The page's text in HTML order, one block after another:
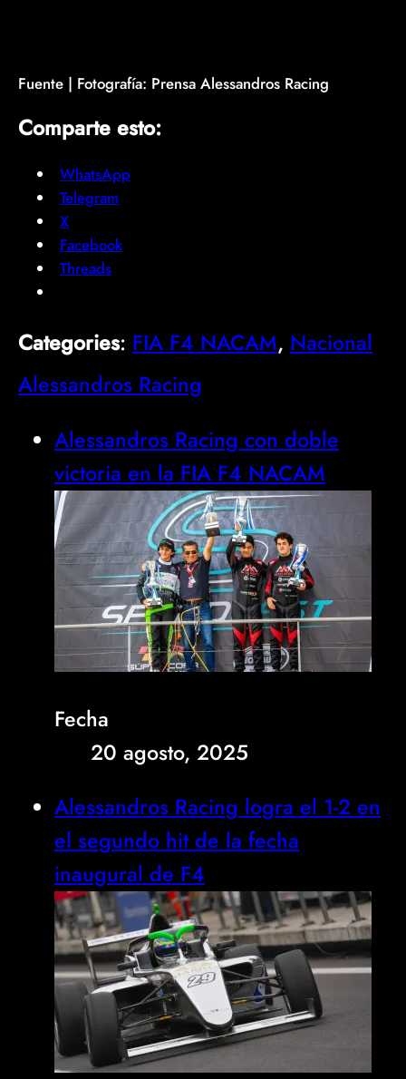
Fuente | Fotografía: Prensa Alessandros Racing
Comparte esto:
WhatsApp
Telegram
X
Facebook
Threads
Categories: FIA F4 NACAM, Nacional
Alessandros Racing
Alessandros Racing con doble
victoria en la FIA F4 NACAM
Fecha
20 agosto, 2025
Alessandros Racing logra el 1-2 en
el segundo hit de la fecha
inaugural de F4